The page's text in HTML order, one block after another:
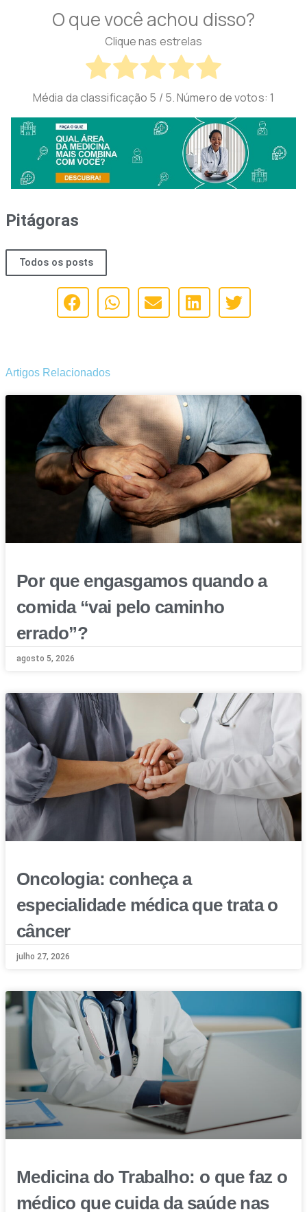
O que você achou disso?
Clique nas estrelas
Média da classificação 5 / 5. Número de votos: 1
Pitágoras
Todos os posts
Artigos Relacionados
Por que engasgamos quando a
comida “vai pelo caminho
errado”?
agosto 5, 2026
Oncologia: conheça a
especialidade médica que trata o
câncer
julho 27, 2026
Medicina do Trabalho: o que faz o
médico que cuida da saúde nas